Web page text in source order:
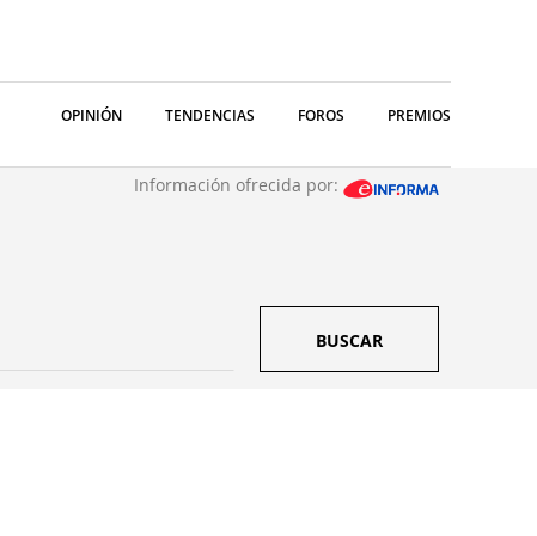
OPINIÓN TENDENCIAS FOROS PREMIOS
Información ofrecida por:
BUSCAR